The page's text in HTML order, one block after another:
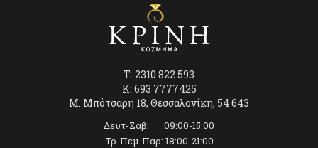
T: 2310 822 593
K: 693 7777425
Μ. Μπότσαρη 18, Θεσσαλονίκη, 54 643
Δευτ-Σαβ: 09:00-15:00
Τρ-Πεμ-Παρ: 18:00-21:00